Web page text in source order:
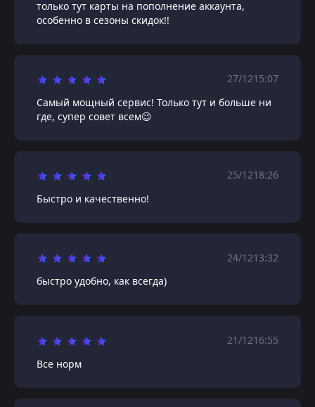
только тут карты на пополнение аккаунта,
особенно в сезоны скидок!!
27/1215:07
Самый мощный сервис! Только тут и больше ни
где, супер совет всем😉
25/1218:26
Быстро и качественно!
24/1213:32
быстро удобно, как всегда)
21/1216:55
Все норм